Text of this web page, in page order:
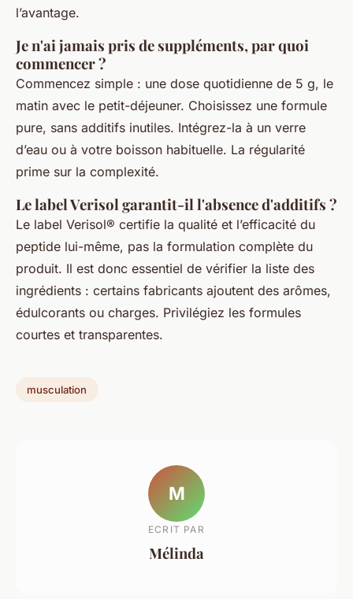
l’avantage.
Je n'ai jamais pris de suppléments, par quoi
commencer ?
Commencez simple : une dose quotidienne de 5 g, le
matin avec le petit-déjeuner. Choisissez une formule
pure, sans additifs inutiles. Intégrez-la à un verre
d’eau ou à votre boisson habituelle. La régularité
prime sur la complexité.
Le label Verisol garantit-il l'absence d'additifs ?
Le label Verisol® certifie la qualité et l’efficacité du
peptide lui-même, pas la formulation complète du
produit. Il est donc essentiel de vérifier la liste des
ingrédients : certains fabricants ajoutent des arômes,
édulcorants ou charges. Privilégiez les formules
courtes et transparentes.
musculation
M
ECRIT PAR
Mélinda